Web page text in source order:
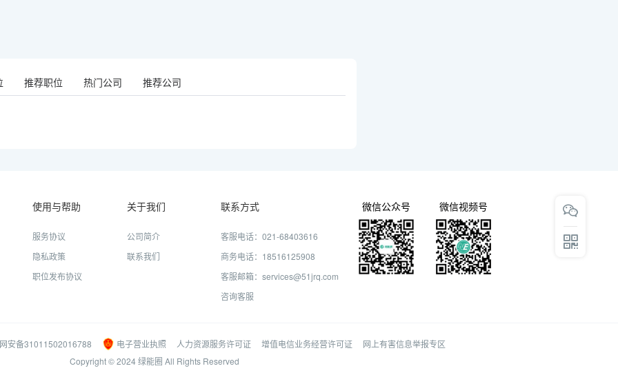
推荐职位 热门公司 推荐公司
使用与帮助
服务协议
隐私政策
职位发布协议
关于我们
公司简介
联系我们
联系方式
客服电话：021-68403616
商务电话：18516125908
客服邮箱：services@51jrq.com
咨询客服
微信公众号 微信视频号
安备31011502016788 电子营业执照 人力资源服务许可证 增值电信业务经营许可证
网上有害信息举报专区
Copyright © 2024 绿能圈 All Rights Reserved